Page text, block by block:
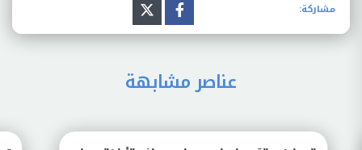
مشاركة:
عناصر مشابهة